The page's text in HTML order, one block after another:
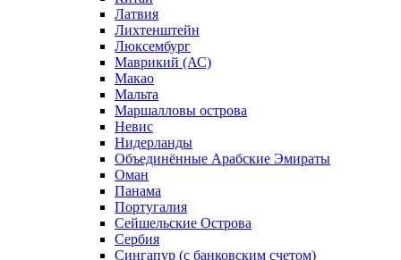
Латвия
Лихтенштейн
Люксембург
Маврикий (АС)
Макао
Мальта
Маршалловы острова
Нeвис
Нидерланды
Объединённые Арабские Эмираты
Оман
Панама
Португалия
Сейшельские Острова
Сербия
Сингапур (c банковским счетом)